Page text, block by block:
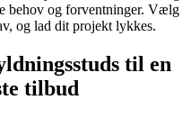
behov og forventninger. Vælg
og lad dit projekt lykkes.
til en
tilbud